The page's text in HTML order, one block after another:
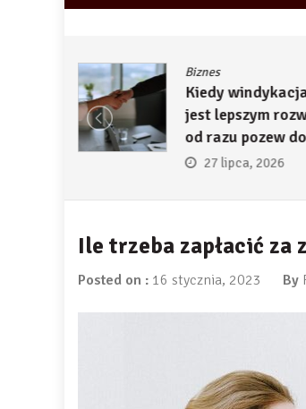
Biznes
Kiedy
jest lepszym
od razu pozew
27 lipca, 2026
Ile trzeba zapłacić za
Posted on : 16 stycznia, 2023 By